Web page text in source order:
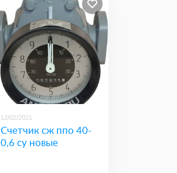
12/02/2021
Счетчик сж ппо 40-
0,6 су новые